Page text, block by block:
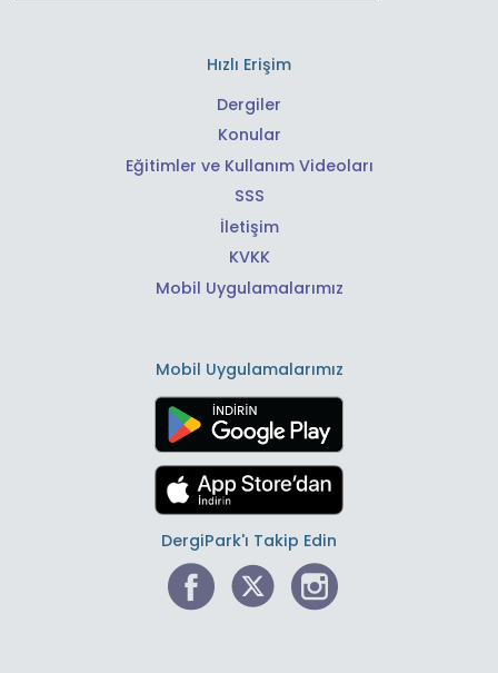
Hızlı Erişim
Dergiler
Konular
Eğitimler ve Kullanım Videoları
SSS
İletişim
KVKK
Mobil Uygulamalarımız
Mobil Uygulamalarımız
DergiPark'ı Takip Edin